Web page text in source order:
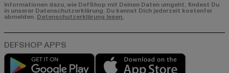
Informationen dazu, wie DefShop mit Deinen Daten umgeht, findest Du
in unserer Datenschutzerklärung. Du kannst Dich jederzeit kostenfei
abmelden. Datenschutzerklärung lesen.
Play market